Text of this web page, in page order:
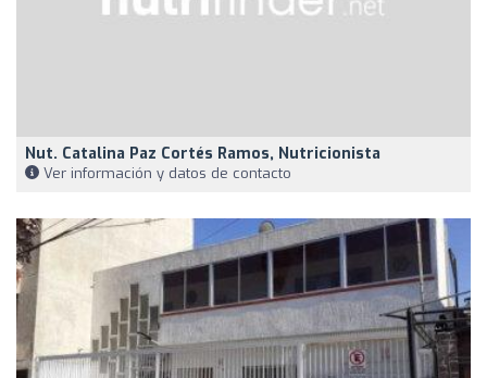
Nut. Catalina Paz Cortés Ramos, Nutricionista
Ver información y datos de contacto